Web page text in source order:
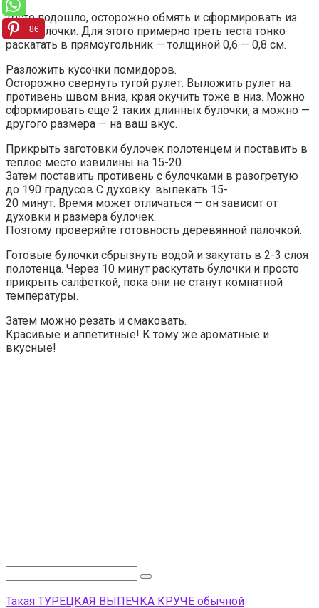
Тесто подошло, осторожно обмять и сформировать из
него булочки. Для этого примерно треть теста тонко
раскатать в прямоугольник — толщиной 0,6 — 0,8 см.
Разложить кусочки помидоров.
Осторожно свернуть тугой рулет. Выложить рулет на
противень швом вниз, края окучить тоже в низ. Можно
сформировать еще 2 таких длинных булочки, а можно —
другого размера — на ваш вкус.
Прикрыть заготовки булочек полотенцем и поставить в
теплое место извилины на 15-20.
Затем поставить противень с булочками в разогретую
до 190 градусов С духовку. выпекать 15-
20 минут. Время может отличаться — он зависит от
духовки и размера булочек.
Поэтому проверяйте готовность деревянной палочкой.
Готовые булочки сбрызнуть водой и закутать в 2-3 слоя
полотенца. Через 10 минут раскутать булочки и просто
прикрыть салфеткой, пока они не станут комнатной
температуры.
Затем можно резать и смаковать.
Красивые и аппетитные! К тому же ароматные и
вкусные!
Такая ТУРЕЦКАЯ ВЫПЕЧКА КРУЧЕ обычной
86